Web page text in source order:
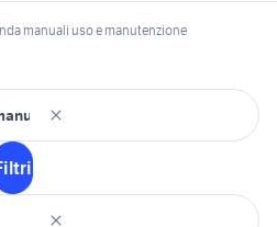
manuali uso e manutenzione